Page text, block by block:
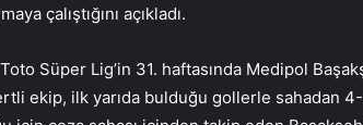
çalıştığını açıkladı.
Süper Lig’in 31. haftasında Medipol
ekip, ilk yarıda bulduğu gollerle sahadan 4-